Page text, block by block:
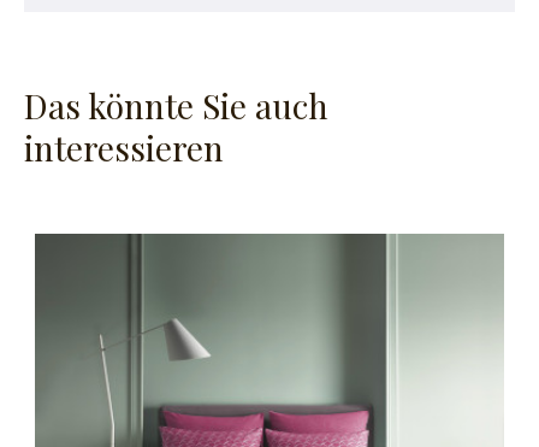
Das könnte Sie auch
interessieren